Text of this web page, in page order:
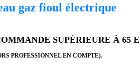
gaz fioul électrique
SUPÉRIEURE À 65
PROFESSIONNEL EN COMPTE).